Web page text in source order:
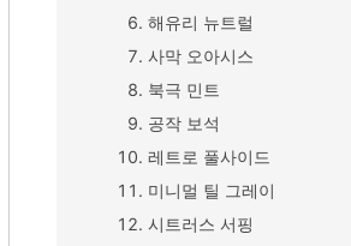
해유리 뉴트럴
사막 오아시스
북극 민트
공작 보석
레트로 풀사이드
미니멀 틸 그레이
시트러스 서핑